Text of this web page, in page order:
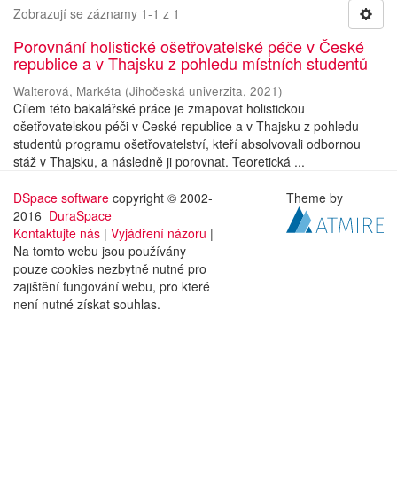
Zobrazují se záznamy 1-1 z 1
Porovnání holistické ošetřovatelské péče v České
republice a v Thajsku z pohledu místních studentů
Walterová, Markéta (Jihočeská univerzita, 2021)
Cílem této bakalářské práce je zmapovat holistickou
ošetřovatelskou péči v České republice a v Thajsku z pohledu
studentů programu ošetřovatelství, kteří absolvovali odbornou
stáž v Thajsku, a následně ji porovnat. Teoretická ...
DSpace software copyright © 2002-
2016 DuraSpace
Kontaktujte nás | Vyjádření názoru |
Na tomto webu jsou používány
pouze cookies nezbytně nutné pro
zajištění fungování webu, pro které
není nutné získat souhlas.
Theme by